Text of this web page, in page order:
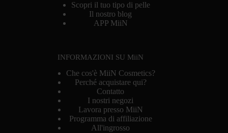
Scopri il tuo tipo di pelle
Il nostro blog
APP MiiN
INFORMAZIONI SU MiiN
Che cos'è MiiN Cosmetics?
Perché acquistare qui?
Contatto
I nostri negozi
Lavora presso MiiN
Programma di affiliazione
All'ingrosso